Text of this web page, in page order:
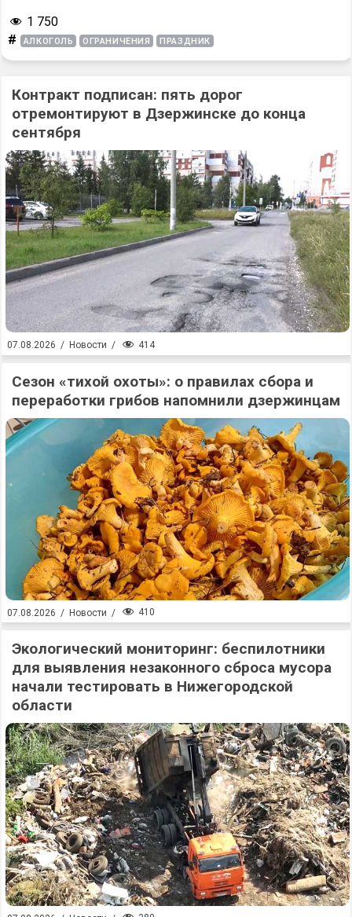
1 750
# АЛКОГОЛЬ ОГРАНИЧЕНИЯ ПРАЗДНИК
Контракт подписан: пять дорог
отремонтируют в Дзержинске до конца
сентября
07.08.2026 / Новости / 414
Сезон «тихой охоты»: о правилах сбора и
переработки грибов напомнили дзержинцам
07.08.2026 / Новости / 410
Экологический мониторинг: беспилотники
для выявления незаконного сброса мусора
начали тестировать в Нижегородской
области